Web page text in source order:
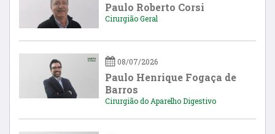
Paulo Roberto Corsi
Cirurgião Geral
08/07/2026
Paulo Henrique Fogaça de
Barros
Cirurgião do Aparelho Digestivo